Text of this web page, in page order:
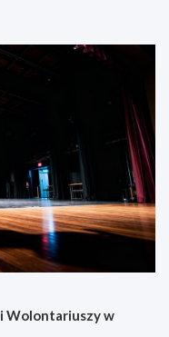
Wolontariuszy w